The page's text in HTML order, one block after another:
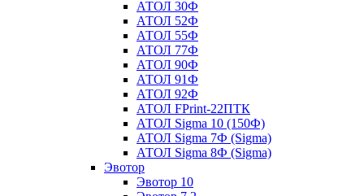
АТОЛ 30Ф
АТОЛ 52Ф
АТОЛ 55Ф
АТОЛ 77Ф
АТОЛ 90Ф
АТОЛ 91Ф
АТОЛ 92Ф
АТОЛ FPrint-22ПТК
АТОЛ Sigma 10 (150Ф)
АТОЛ Sigma 7Ф (Sigma)
АТОЛ Sigma 8Ф (Sigma)
Эвотор
Эвотор 10